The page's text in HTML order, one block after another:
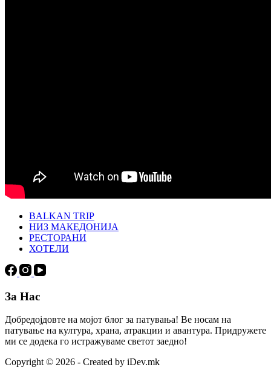
BALKAN TRIP
НИЗ МАКЕДОНИЈА
РЕСТОРАНИ
ХОТЕЛИ
За Нас
Добредојдовте на мојот блог за патувања! Ве носам на
патување на култура, храна, атракции и авантура. Придружете
ми се додека го истражуваме светот заедно!
Copyright © 2026 - Created by iDev.mk